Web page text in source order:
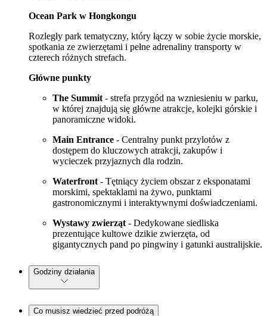
Ocean Park w Hongkongu
Rozległy park tematyczny, który łączy w sobie życie morskie,
spotkania ze zwierzętami i pełne adrenaliny transporty w
czterech różnych strefach.
Główne punkty
The Summit - strefa przygód na wzniesieniu w parku,
w której znajdują się główne atrakcje, kolejki górskie i
panoramiczne widoki.
Main Entrance - Centralny punkt przylotów z
dostępem do kluczowych atrakcji, zakupów i
wycieczek przyjaznych dla rodzin.
Waterfront - Tętniący życiem obszar z eksponatami
morskimi, spektaklami na żywo, punktami
gastronomicznymi i interaktywnymi doświadczeniami.
Wystawy zwierząt - Dedykowane siedliska
prezentujące kultowe dzikie zwierzęta, od
gigantycznych pand po pingwiny i gatunki australijskie.
Godziny działania
Co musisz wiedzieć przed podróżą